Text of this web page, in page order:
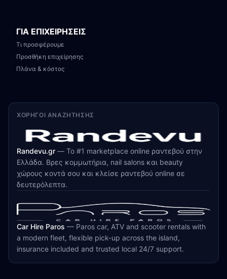
ΓΙΑ ΕΠΙΧΕΙΡΗΣΕΙΣ
Τι προσφέρουμε
Προσθήκη επιχείρησης
Πλάνα & κόστος
ΧΟΡΗΓΟΊ ΑΝΑΖΉΤΗΣΗΣ
Randevu.gr — Το #1 marketplace online ραντεβού στην
Ελλάδα. Βρες κομμωτήρια, nail salons και beauty
χώρους κοντά σου και κλείσε ραντεβού online σε
δευτερόλεπτα.
Car Hire Paros — Paros car, ATV and scooter rentals with
a modern fleet, flexible pick-up across the island,
insurance included and trusted local 24/7 support.